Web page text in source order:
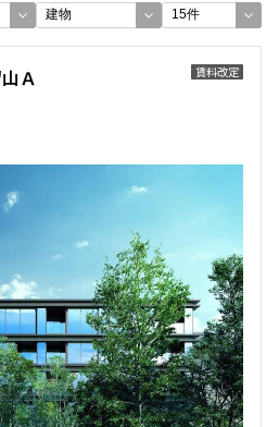
賃料改定
Ａ